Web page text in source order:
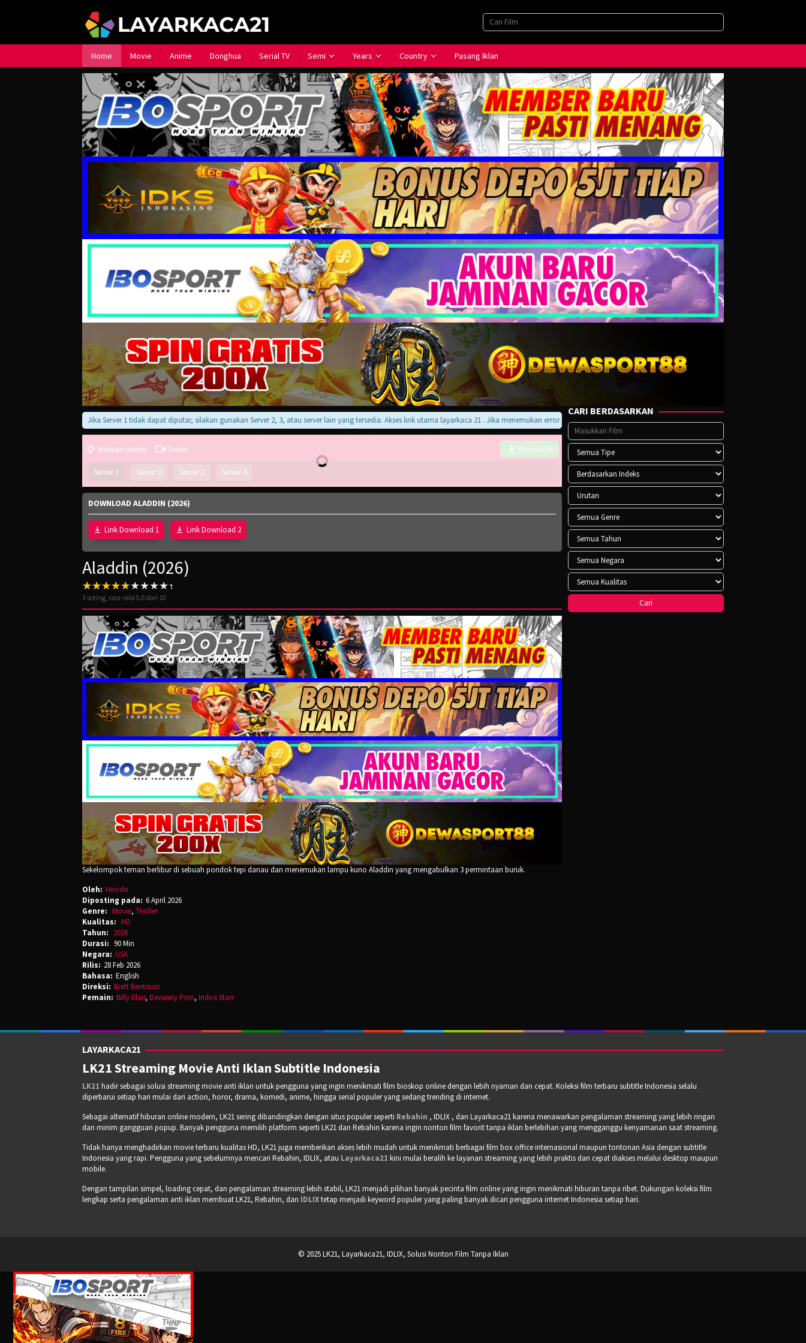
Home Movie Anime Donghua Serial TV Semi Years Country Pasang Iklan
Jika Server 1 tidak dapat diputar, silakan gunakan Server 2, 3, atau server lain yang tersedia. Akses link utama layarkaca 21 . Jika menemukan error pada player atau saat download, hubungi kami di Telegram.
Matikan lampu Trailer Download
Server 1 Server 2 Server 3 Server 4
DOWNLOAD ALADDIN (2026)
Link Download 1 Link Download 2
Aladdin (2026)
3 voting, rata-rata 5.0 dari 10
Sekelompok teman berlibur di sebuah pondok tepi danau dan menemukan lampu kuno Aladdin yang mengabulkan 3 permintaan buruk.
Oleh: Hiroshi
Diposting pada: 6 April 2026
Genre: Movie, Thriller
Kualitas: HD
Tahun: 2026
Durasi: 90 Min
Negara: USA
Rilis: 28 Feb 2026
Bahasa: English
Direksi: Brett Bentman
Pemain: Billy Blair, Devanny Pinn, Indira Starr
CARI BERDASARKAN
LAYARKACA21
LK21 Streaming Movie Anti Iklan Subtitle Indonesia
LK21 hadir sebagai solusi streaming movie anti iklan untuk pengguna yang ingin menikmati film bioskop online dengan lebih nyaman dan cepat. Koleksi film terbaru subtitle Indonesia selalu
diperbarui setiap hari mulai dari action, horor, drama, komedi, anime, hingga serial populer yang sedang trending di internet.
Sebagai alternatif hiburan online modern, LK21 sering dibandingkan dengan situs populer seperti Rebahin , IDLIX , dan Layarkaca21 karena menawarkan pengalaman streaming yang lebih ringan
dan minim gangguan popup. Banyak pengguna memilih platform seperti LK21 dan Rebahin karena ingin nonton film favorit tanpa iklan berlebihan yang mengganggu kenyamanan saat streaming.
Tidak hanya menghadirkan movie terbaru kualitas HD, LK21 juga memberikan akses lebih mudah untuk menikmati berbagai film box office internasional maupun tontonan Asia dengan subtitle
Indonesia yang rapi. Pengguna yang sebelumnya mencari Rebahin, IDLIX, atau Layarkaca21 kini mulai beralih ke layanan streaming yang lebih praktis dan cepat diakses melalui desktop maupun
mobile.
Dengan tampilan simpel, loading cepat, dan pengalaman streaming lebih stabil, LK21 menjadi pilihan banyak pecinta film online yang ingin menikmati hiburan tanpa ribet. Dukungan koleksi film
lengkap serta pengalaman anti iklan membuat LK21, Rebahin, dan IDLIXtetap menjadi keyword populer yang paling banyak dicari pengguna internet Indonesia setiap hari.
© 2025 LK21, Layarkaca21, IDLIX, Solusi Nonton Film Tanpa Iklan